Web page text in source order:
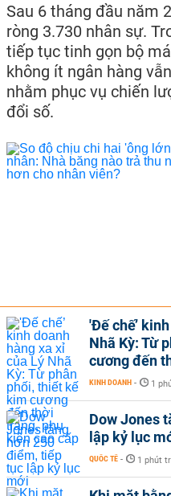
Sau 6 tháng đầu năm
ròng 3.730 nhân sự.
tiếp tục tinh gọn bộ
không ít ngân hàng
nhằm phục vụ chiến
đổi số.
'Đế chế’
Nhã Kỳ: Từ
cương đến
KINH DOANH - 1
Dow Jones
lập kỷ lục
QUỐC TẾ - 1 phút